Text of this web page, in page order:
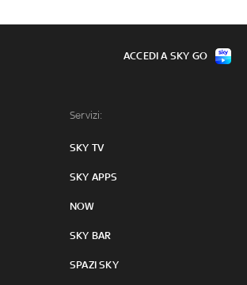
Servizi:
SKY TV
SKY APPS
NOW
SKY BAR
SPAZI SKY
ACCEDI A SKY GO